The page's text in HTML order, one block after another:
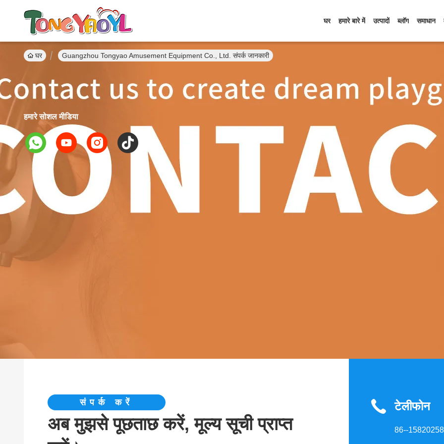
घर हमारे बारे में उत्पादों ब्लॉग समाधान
घर Guangzhou Tongyao Amusement Equipment Co., Ltd. संपर्क जानकारी
हमारे सोशल मीडिया
संपर्क करें
अब मुझसे पूछताछ करें, मूल्य सूची प्राप्त
टेलीफोन
86--